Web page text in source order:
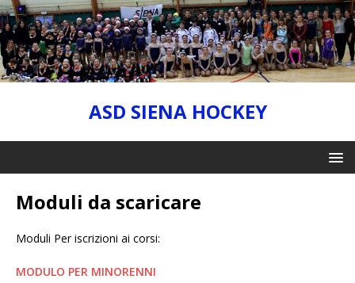
ASD SIENA HOCKEY
Moduli da scaricare
Moduli Per iscrizioni ai corsi:
MODULO PER MINORENNI